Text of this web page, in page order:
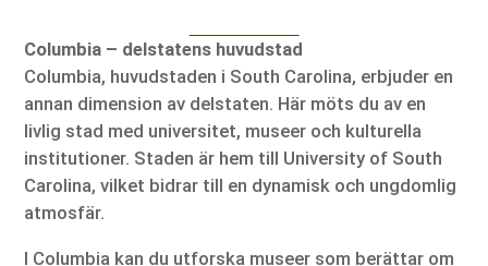
Columbia – delstatens huvudstad
Columbia, huvudstaden i South Carolina, erbjuder en
annan dimension av delstaten. Här möts du av en
livlig stad med universitet, museer och kulturella
institutioner. Staden är hem till University of South
Carolina, vilket bidrar till en dynamisk och ungdomlig
atmosfär.
I Columbia kan du utforska museer som berättar om